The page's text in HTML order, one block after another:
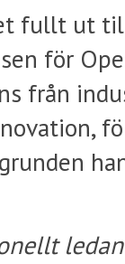
fullt ut
för
från